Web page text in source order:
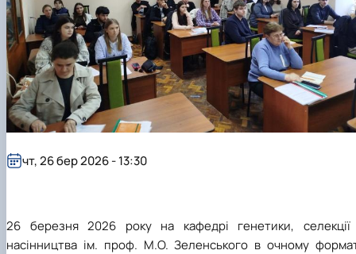
ідентифікації сортів рослин"
І міжнародна конференція присвячена 90-
річчю від дня народження вченого М.О. Зе…
26 березня 2026 року на кафедрі генетики, селекції
насінництва ім. проф. М.О. Зеленського в очному
чт, 26 бер 2026 - 13:30